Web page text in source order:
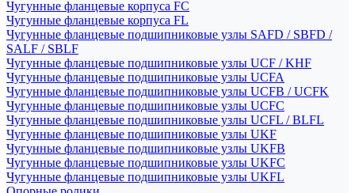
Чугунные фланцевые корпуса FC
Чугунные фланцевые корпуса FL
Чугунные фланцевые подшипниковые узлы SAFD / SBFD /
SALF / SBLF
Чугунные фланцевые подшипниковые узлы UCF / KHF
Чугунные фланцевые подшипниковые узлы UCFA
Чугунные фланцевые подшипниковые узлы UCFB / UCFK
Чугунные фланцевые подшипниковые узлы UCFC
Чугунные фланцевые подшипниковые узлы UCFL / BLFL
Чугунные фланцевые подшипниковые узлы UKF
Чугунные фланцевые подшипниковые узлы UKFB
Чугунные фланцевые подшипниковые узлы UKFC
Чугунные фланцевые подшипниковые узлы UKFL